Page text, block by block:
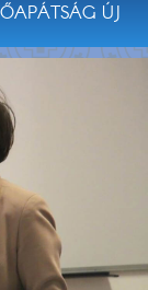
ÚJ